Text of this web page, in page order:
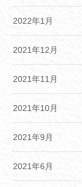
2022年1月
2021年12月
2021年11月
2021年10月
2021年9月
2021年6月